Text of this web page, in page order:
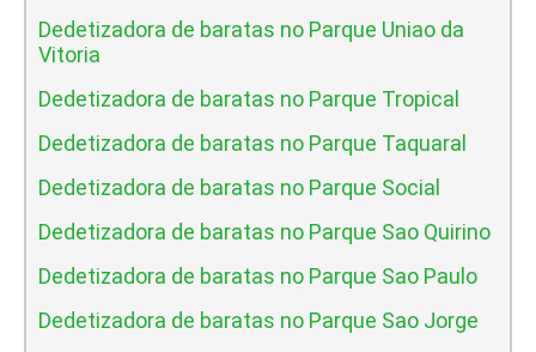
Dedetizadora de baratas no Parque Uniao da
Vitoria
Dedetizadora de baratas no Parque Tropical
Dedetizadora de baratas no Parque Taquaral
Dedetizadora de baratas no Parque Social
Dedetizadora de baratas no Parque Sao Quirino
Dedetizadora de baratas no Parque Sao Paulo
Dedetizadora de baratas no Parque Sao Jorge